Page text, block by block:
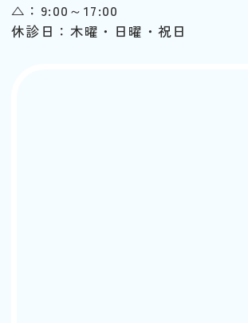
△：9:00～17:00
休診日：木曜・日曜・祝日